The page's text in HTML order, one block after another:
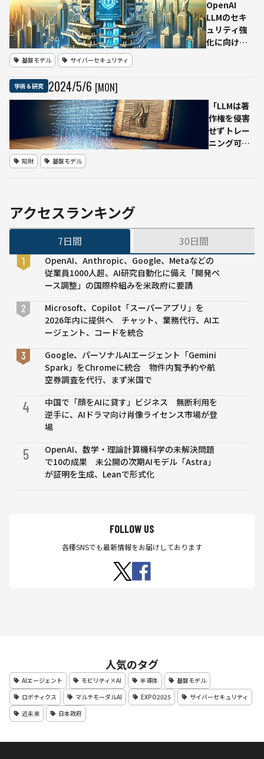
ス
テ
ィ
ピ
ソ
テ
の
技
OpenAI
LLMのセキ
ュリティ強
化に向けた
Hierarchy」
を発表
基盤モデル サイバーセキュリティ
学術＆研究 2024/5/6 [MON]
「LLMは著
作権を侵害
せずトレー
ニング可
開
知財 基盤モデル
アクセスランキング
7日間 30日間
OpenAI、Anthropic、Google、Metaなどの
従業員1000人超、AI研究自動化に備え「開発ペ
ース調整」の国際枠組みを米政府に要請
Microsoft、Copilot「スーパーアプリ」を
2026年内に提供へ チャット、業務代行、AIエ
ージェント、コードを統合
Google、パーソナルAIエージェント「Gemini
Spark」をChromeに統合 物件内覧予約や航
空券調査を代行、まず米国で
4
中国で「顔をAIに貸す」ビジネス 無断利用を
逆手に、AIドラマ向け肖像ライセンス市場が登
場
5
OpenAI、数学・理論計算機科学の未解決問題
で10の成果 未公開の次期AIモデル「Astra」
が証明を生成、Leanで形式化
FOLLOW US
各種SNSでも最新情報をお届けしております
人気のタグ
AIエージェント モビリティ×AI 半導体
基盤モデル
ロボティクス
マルチモーダルAI EXPO2025
サイバーセキュリティ
近未来
日本政府